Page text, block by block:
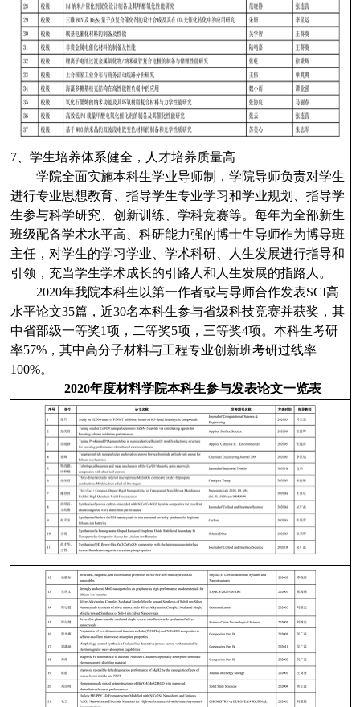
7、学生培养体系健全，人才培养质量高
学院全面实施本科生学业导师制，学院导师负责对学生
进行专业思想教育、指导学生专业学习和学业规划、指导学
生参与科学研究、创新训练、学科竞赛等。每年为全部新生
班级配备学术水平高、科研能力强的博士生导师作为博导班
主任，对学生的学习学业、学术科研、人生发展进行指导和
引领，充当学生学术成长的引路人和人生发展的指路人。
2020年我院本科生以第一作者或与导师合作发表SCI高
水平论文35篇，近30名本科生参与省级科技竞赛并获奖，其
中省部级一等奖1项，二等奖5项，三等奖4项。本科生考研
率57%，其中高分子材料与工程专业创新班考研过线率
100%。
2020年度材料学院本科生参与发表论文一览表